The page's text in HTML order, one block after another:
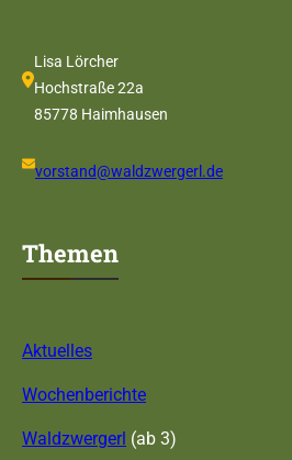
Lisa Lörcher
Hochstraße 22a
85778 Haimhausen
vorstand@waldzwergerl.de
Themen
Aktuelles
Wochenberichte
Waldzwergerl (ab 3)